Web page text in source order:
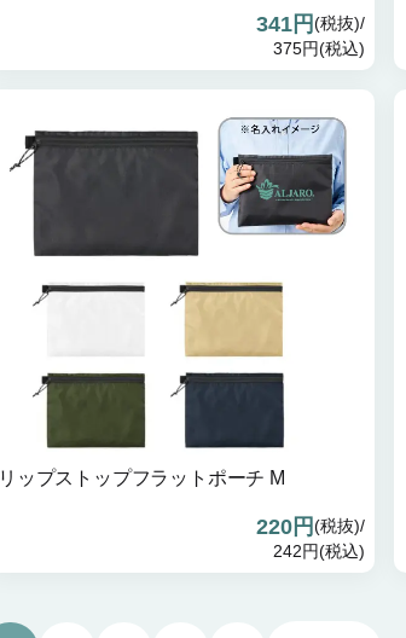
341円(税抜)/
375円(税込)
リップストップフラットポーチ M
220円(税抜)/
242円(税込)